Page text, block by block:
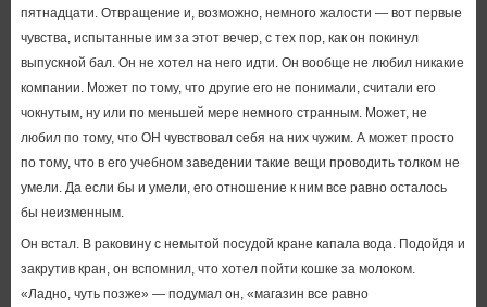
пятнадцати. Отвращение и, возможно, немного жалости — вот первые
чувства, испытанные им за этот вечер, с тех пор, как он покинул
выпускной бал. Он не хотел на него идти. Он вообще не любил никакие
компании. Может по тому, что другие его не понимали, считали его
чокнутым, ну или по меньшей мере немного странным. Может, не
любил по тому, что ОН чувствовал себя на них чужим. А может просто
по тому, что в его учебном заведении такие вещи проводить толком не
умели. Да если бы и умели, его отношение к ним все равно осталось
бы неизменным.
Он встал. В раковину с немытой посудой кране капала вода. Подойдя и
закрутив кран, он вспомнил, что хотел пойти кошке за молоком.
«Ладно, чуть позже» — подумал он, «магазин все равно